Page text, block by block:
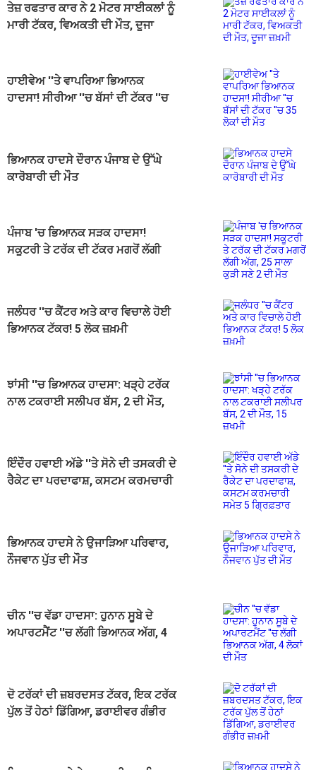
ਤੇਜ਼ ਰਫਤਾਰ ਕਾਰ ਨੇ 2 ਮੋਟਰ ਸਾਈਕਲਾਂ ਨੂੰ
ਮਾਰੀ ਟੱਕਰ, ਵਿਅਕਤੀ ਦੀ ਮੌਤ, ਦੂਜਾ
ਹਾਈਵੇਅ ''ਤੇ ਵਾਪਰਿਆ ਭਿਆਨਕ
ਹਾਦਸਾ! ਸੀਰੀਆ ''ਚ ਬੱਸਾਂ ਦੀ ਟੱਕਰ ''ਚ
ਭਿਆਨਕ ਹਾਦਸੇ ਦੌਰਾਨ ਪੰਜਾਬ ਦੇ ਉੱਘੇ
ਕਾਰੋਬਾਰੀ ਦੀ ਮੌਤ
ਪੰਜਾਬ 'ਚ ਭਿਆਨਕ ਸੜਕ ਹਾਦਸਾ!
ਸਕੂਟਰੀ ਤੇ ਟਰੱਕ ਦੀ ਟੱਕਰ ਮਗਰੋਂ ਲੱਗੀ
ਜਲੰਧਰ ''ਚ ਕੈਂਟਰ ਅਤੇ ਕਾਰ ਵਿਚਾਲੇ ਹੋਈ
ਭਿਆਨਕ ਟੱਕਰ! 5 ਲੋਕ ਜ਼ਖ਼ਮੀ
ਝਾਂਸੀ ''ਚ ਭਿਆਨਕ ਹਾਦਸਾ: ਖੜ੍ਹੇ ਟਰੱਕ
ਨਾਲ ਟਕਰਾਈ ਸਲੀਪਰ ਬੱਸ, 2 ਦੀ ਮੌਤ,
ਇੰਦੌਰ ਹਵਾਈ ਅੱਡੇ ''ਤੇ ਸੋਨੇ ਦੀ ਤਸਕਰੀ ਦੇ
ਰੈਕੇਟ ਦਾ ਪਰਦਾਫਾਸ਼, ਕਸਟਮ ਕਰਮਚਾਰੀ
ਭਿਆਨਕ ਹਾਦਸੇ ਨੇ ਉਜਾੜਿਆ ਪਰਿਵਾਰ,
ਨੌਜਵਾਨ ਪੁੱਤ ਦੀ ਮੌਤ
ਚੀਨ ''ਚ ਵੱਡਾ ਹਾਦਸਾ: ਹੁਨਾਨ ਸੂਬੇ ਦੇ
ਅਪਾਰਟਮੈਂਟ ''ਚ ਲੱਗੀ ਭਿਆਨਕ ਅੱਗ, 4
ਦੋ ਟਰੱਕਾਂ ਦੀ ਜ਼ਬਰਦਸਤ ਟੱਕਰ, ਇਕ ਟਰੱਕ
ਪੁੱਲ ਤੋਂ ਹੇਠਾਂ ਡਿੱਗਿਆ, ਡਰਾਈਵਰ ਗੰਭੀਰ